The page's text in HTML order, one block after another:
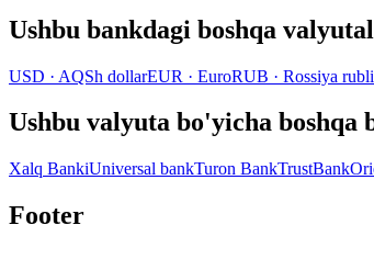
Ushbu bankdagi boshqa
USD · AQSh dollarEUR · EuroRUB · Rossiya rubli
Ushbu valyuta bo'yicha boshqa
Xalq BankiUniversal bankTuron BankTrustBank
Footer